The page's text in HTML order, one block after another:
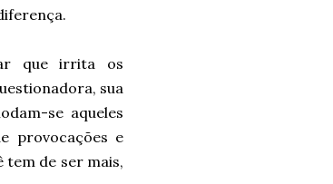
que irrita os
sua
se aqueles
provocações e
de ser mais,